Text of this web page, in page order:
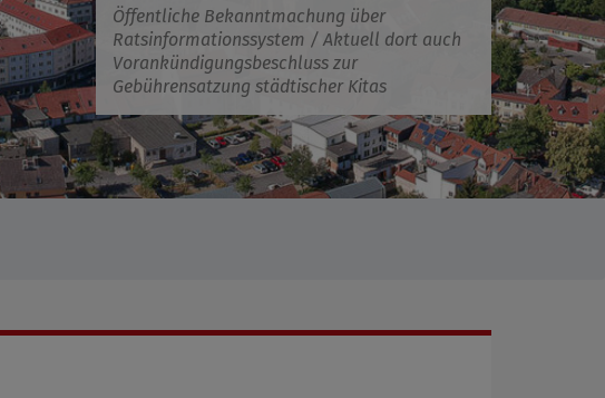
Öffentliche Bekanntmachung über
Ratsinformationssystem / Aktuell dort auch
Vorankündigungsbeschluss zur
Gebührensatzung städtischer Kitas